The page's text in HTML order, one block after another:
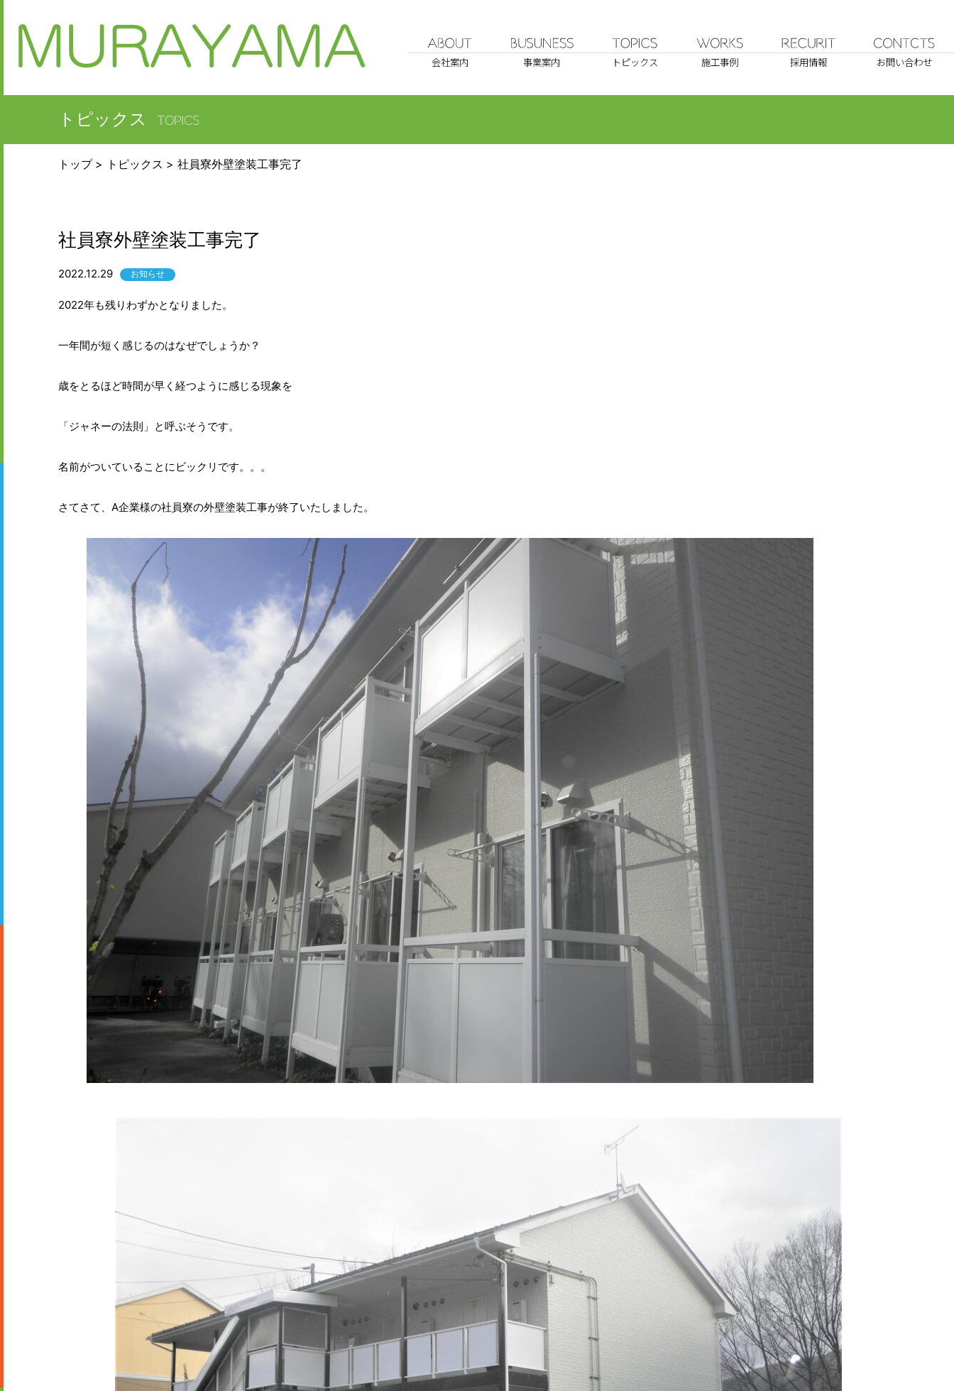
会社案内 事業案内 トピックス 施工事例 採用情報 お問い合わせ
トピックス
トップ トピックス 社員寮外壁塗装工事完了
社員寮外壁塗装工事完了
2022.12.29 お知らせ
2022年も残りわずかとなりました。
一年間が短く感じるのはなぜでしょうか？
歳をとるほど時間が早く経つように感じる現象を
「ジャネーの法則」と呼ぶそうです。
名前がついていることにビックリです。。。
さてさて、A企業様の社員寮の外壁塗装工事が終了いたしました。